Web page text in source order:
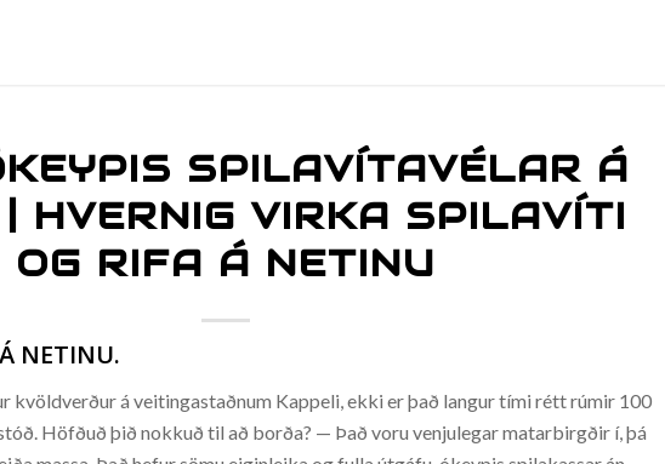
SPILAVÍTAVÉLAR Á
HVERNIG VIRKA SPILAVÍTI
OG RIFA Á NETINU
NETINU.
kvöldverður á veitingastaðnum Kappeli, ekki er það langur tími rétt rúmir 100
Höfðuð þið nokkuð til að borða? — Það voru venjulegar matarbirgðir í, þá